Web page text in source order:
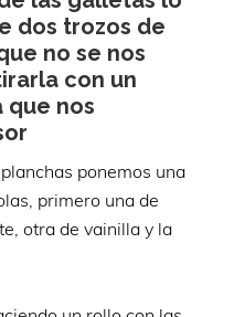
dos trozos de
no se nos
con un
que nos
ponemos una
primero una de
otra de vainilla y la